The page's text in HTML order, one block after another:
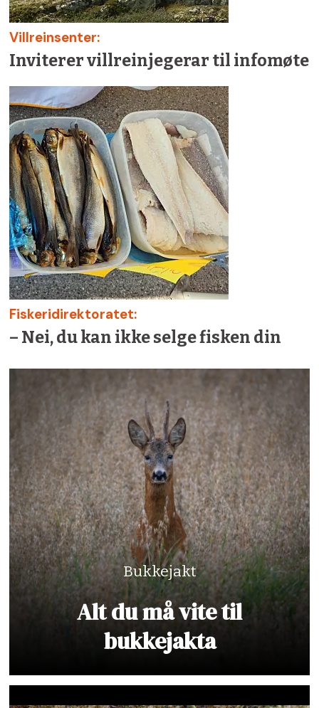
Villreinsenter:
Inviterer villreinjegerar til infomøte
Fiskeridirektoratet:
– Nei, du kan ikke selge fisken din
Bukkejakt
Alt du må vite til
bukkejakta